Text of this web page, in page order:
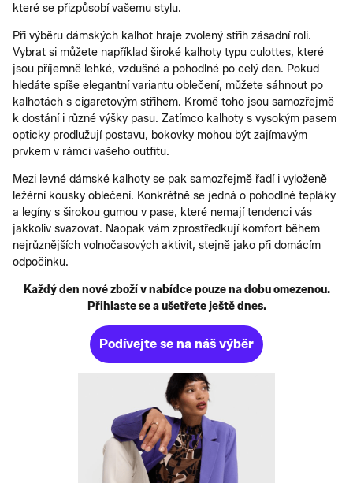
které se přizpůsobí vašemu stylu.
Při výběru dámských kalhot hraje zvolený střih zásadní roli.
Vybrat si můžete například široké kalhoty typu culottes, které
jsou příjemně lehké, vzdušné a pohodlné po celý den. Pokud
hledáte spíše elegantní variantu oblečení, můžete sáhnout po
kalhotách s cigaretovým střihem. Kromě toho jsou samozřejmě
k dostání i různé výšky pasu. Zatímco kalhoty s vysokým pasem
opticky prodlužují postavu, bokovky mohou být zajímavým
prvkem v rámci vašeho outfitu.
Mezi levné dámské kalhoty se pak samozřejmě řadí i vyloženě
ležérní kousky oblečení. Konkrétně se jedná o pohodlné tepláky
a legíny s širokou gumou v pase, které nemají tendenci vás
jakkoliv svazovat. Naopak vám zprostředkují komfort během
nejrůznějších volnočasových aktivit, stejně jako při domácím
odpočinku.
Každý den nové zboží v nabídce pouze na dobu omezenou.
Přihlaste se a ušetřete ještě dnes.
Podívejte se na náš výběr